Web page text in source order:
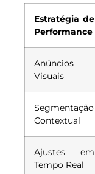
Estratégia de
Performance
Anúncios
Visuais
Segmentação
Contextual
Ajustes em
Tempo Real